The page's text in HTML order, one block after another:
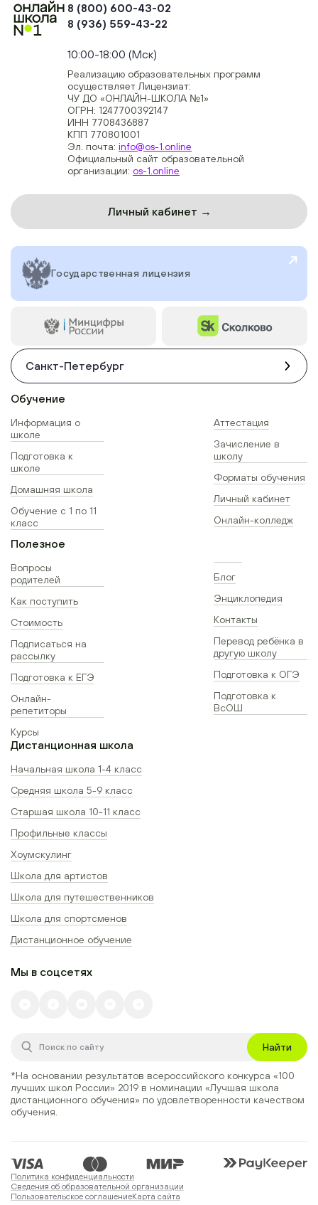
8 (800) 600-43-02
8 (936) 559-43-22
10:00-18:00 (Мск)
Реализацию образовательных программ
осуществляет Лицензиат:
ЧУ ДО «ОНЛАЙН-ШКОЛА №1»
ОГРН: 1247700392147
ИНН 7708436887
КПП 770801001
Эл. почта: info@os-1.online
Официальный сайт образовательной
организации: os-1.online
Личный кабинет →
Государственная лицензия
Санкт-Петербург
Обучение
Информация о
школе
Подготовка к
школе
Домашняя школа
Обучение с 1 по 11
класс
Аттестация
Зачисление в
школу
Форматы обучения
Личный кабинет
Онлайн-колледж
Полезное
Вопросы
родителей
Как поступить
Стоимость
Подписаться на
рассылку
Подготовка к ЕГЭ
Онлайн-
репетиторы
Курсы
Блог
Энциклопедия
Контакты
Перевод ребёнка в
другую школу
Подготовка к ОГЭ
Подготовка к
ВсОШ
Дистанционная школа
Начальная школа 1-4 класс
Средняя школа 5-9 класс
Старшая школа 10-11 класс
Профильные классы
Хоумскулинг
Школа для артистов
Школа для путешественников
Школа для спортсменов
Дистанционное обучение
Мы в соцсетях
Найти
*На основании результатов всероссийского конкурса «100
лучших школ России» 2019 в номинации «Лучшая школа
дистанционного обучения» по удовлетворенности качеством
обучения.
Политика конфиденциальности
Сведения об образовательной организации
Пользовательское соглашениеКарта сайта